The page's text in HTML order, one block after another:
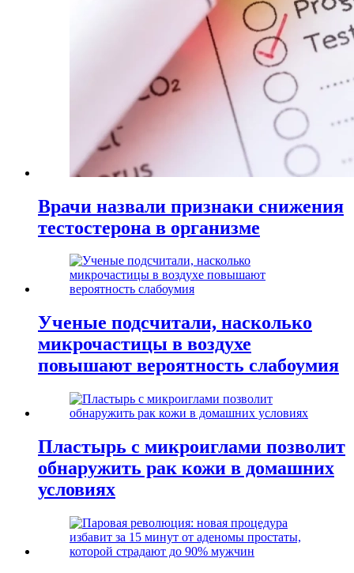
Врачи назвали признаки снижения
тестостерона в организме
Ученые подсчитали, насколько
микрочастицы в воздухе
повышают вероятность слабоумия
Пластырь с микроиглами позволит
обнаружить рак кожи в домашних
условиях